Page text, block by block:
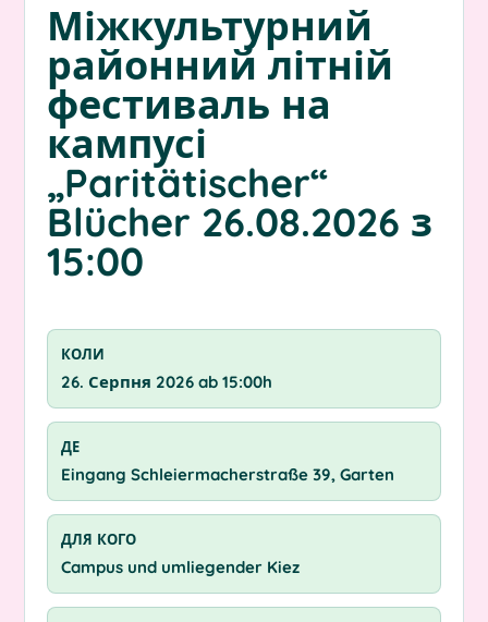
Міжкультурний
районний літній
фестиваль на
кампусі
„Paritätischer“
Blücher 26.08.2026 з
15:00
КОЛИ
26. Серпня 2026 ab 15:00h
ДЕ
Eingang Schleiermacherstraße 39, Garten
ДЛЯ КОГО
Campus und umliegender Kiez